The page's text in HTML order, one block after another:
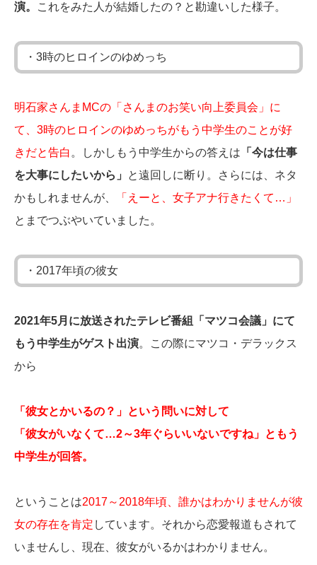
演。
これをみた人が結婚したの？と勘違いした様子。
・3時のヒロインのゆめっち
明石家さんまMCの「さんまのお笑い向上委員会」に
て、3時のヒロインのゆめっちがもう中学生のことが好
きだと告白 。しかしもう中学生からの答えは 「今は仕事
を大事にしたいから」
と遠回しに断り。さらには、ネタ
かもしれませんが、
「えーと、女子アナ行きたくて…」
とまでつぶやいていました。
・2017年頃の彼女
2021年5月に放送されたテレビ番組「マツコ会議」にて
もう中学生がゲスト出演。この際にマツコ・デラックス
から
「彼女とかいるの？」という問いに対して
「彼女がいなくて…2～3年ぐらいいないですね」ともう
中学生が回答。
ということは2017～2018年頃、誰かはわかりませんが彼
女の存在を肯定 しています。それから恋愛報道もされて
いませんし、現在、彼女がいるかはわかりません。